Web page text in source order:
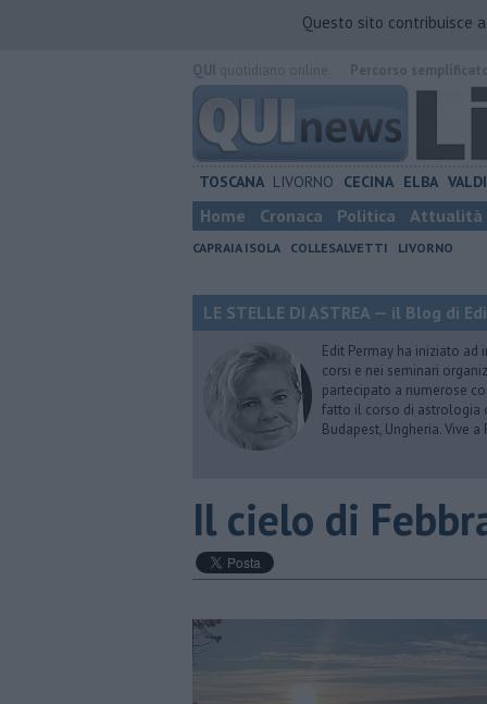
Questo sito contribuisce
TOSCANA LIVORNO CECINA ELBA
Home Cronaca Politica Attualità
CAPRAIA ISOLA COLLESALVETTI LIVORNO
LE STELLE DI ASTREA — il Blog di
Edit Permay ha iniziato ad
corsi e nei seminari
partecipato a numerose
fatto il corso di astrologia
Budapest, Ungheria. Vive a
​Il cielo di